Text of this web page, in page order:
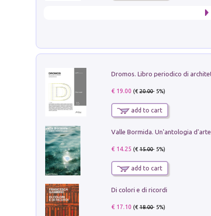
€ 19.00 (€20.00- 5%)
add to cart
Valle Bormida. Un'antologia d'arte
€ 14.25 (€15.00- 5%)
add to cart
Di colori e di ricordi
€ 17.10 (€18.00- 5%)